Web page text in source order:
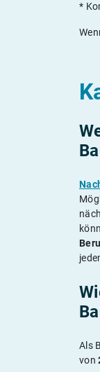
*
Als
von